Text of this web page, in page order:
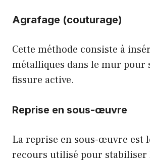
Agrafage (couturage)
Cette méthode consiste à
métalliques dans le mur pour
fissure active.
Reprise en sous-œuvre
La reprise en sous-œuvre est
recours utilisé pour stabiliser